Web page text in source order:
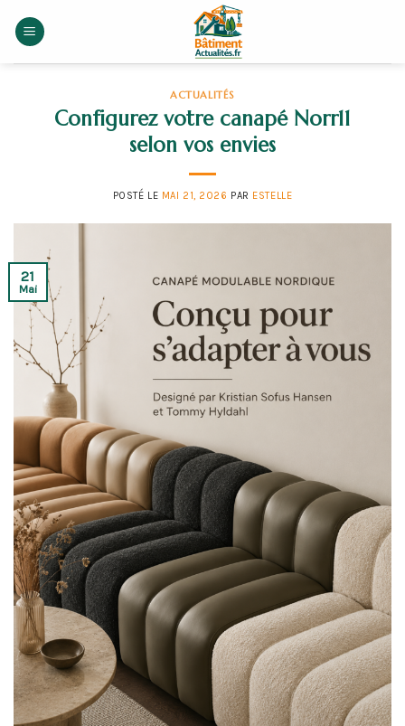
ACTUALITÉS
Configurez votre canapé Norr11
selon vos envies
POSTÉ LE MAI 21, 2026 PAR ESTELLE
21
Mai